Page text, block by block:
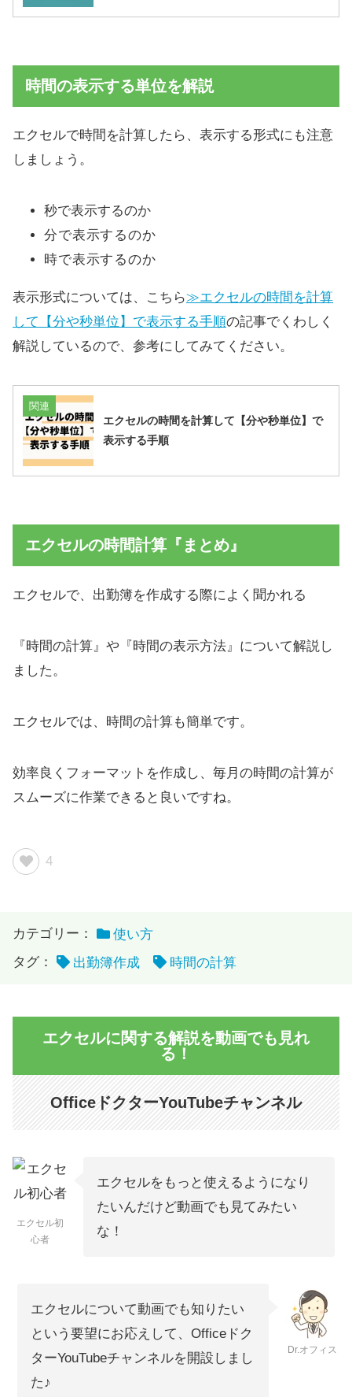
時間の表示する単位を解説
エクセルで時間を計算したら、表示する形式にも注意
しましょう。
秒で表示するのか
分で表示するのか
時で表示するのか
表示形式については、こちら≫エクセルの時間を計算
して【分や秒単位】で表示する手順の記事でくわしく
解説しているので、参考にしてみてください。
関連
エクセルの時間を計算して【分や秒単位】で
表示する手順
エクセルの時間計算『まとめ』
エクセルで、出勤簿を作成する際によく聞かれる
『時間の計算』や『時間の表示方法』について解説し
ました。
エクセルでは、時間の計算も簡単です。
効率良くフォーマットを作成し、毎月の時間の計算が
スムーズに作業できると良いですね。
4
カテゴリー：
使い方
タグ：
出勤簿作成 時間の計算
エクセルに関する解説を動画でも見れ
る！
OfficeドクターYouTubeチャンネル
エクセル初
心者
エクセルをもっと使えるようになり
たいんだけど動画でも見てみたい
な！
エクセルについて動画でも知りたい
という要望にお応えして、Officeドク
ターYouTubeチャンネルを開設しまし
た♪
Dr.オフィス